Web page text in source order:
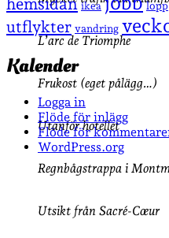
hemsidan ikea lopp
utflykter vandring
Kalender
Logga in
Flöde för inlägg
Flöde för
WordPress.org
L’arc de Triomphe
Frukost (eget pålägg…)
Utanför hotellet
Regnbågstrappa i
Utsikt från Sacré-Cœur